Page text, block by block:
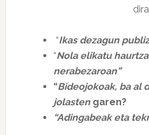
“Ikas dezagun
“Nola elikatu
nerabezaroan”
“Bideojokoak, ba al
jolasten garen?
“Adingabeak eta